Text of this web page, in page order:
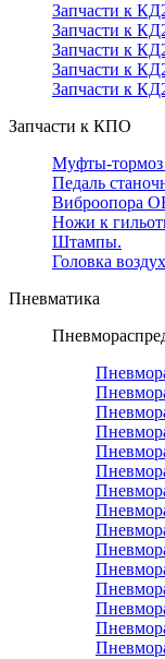
Запчасти к
Запчасти к
Запчасти к
Запчасти к
Запчасти к
Запчасти к КПО
Муфты-тормоз
Педаль
Виброопора
Ножи к
Штампы.
Головка
Пневматика